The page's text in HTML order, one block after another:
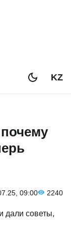
KZ
09:00 2240
дали советы,